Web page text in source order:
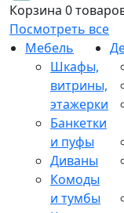
Корзина 0
Посмотреть все
Мебель
Шкафы,
витрины,
этажерки
Банкетки
и пуфы
Диваны
Комоды
и тумбы